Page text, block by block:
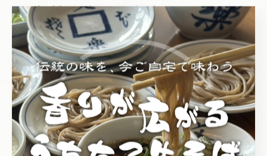
伝統が息づく七夕の日のそば
レシピ
七夕にぴったり伝統そばレシピの魅力
七夕にそばを食べる風習は、古くから無病息災や家族
の健康を願う意味が込められてきました。そばは細く
長い形状から「長寿」や「良縁」を象徴し、七夕の夜
に星に願いをかけながら食べることで、家族の絆や幸